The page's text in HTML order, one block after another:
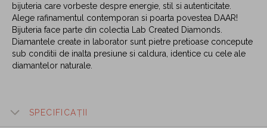
bijuteria care vorbeste despre energie, stil si autenticitate.
Alege rafinamentul contemporan si poarta povestea DAAR!
Bijuteria face parte din colectia Lab Created Diamonds.
Diamantele create in laborator sunt pietre pretioase concepute
sub conditii de inalta presiune si caldura, identice cu cele ale
diamantelor naturale.
SPECIFICAȚII